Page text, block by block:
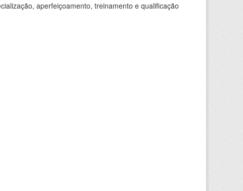
aperfeiçoamento, treinamento e qualificação